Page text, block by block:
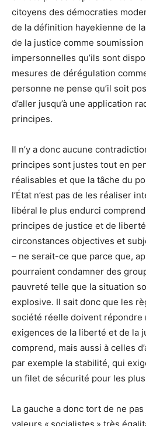
citoyens des démocraties
de la définition hayekienne de
de la justice comme
impersonnelles qu’ils sont
mesures de dérégulation
personne ne pense qu’il soit
d’aller jusqu’à une application
principes.
Il n’y a donc aucune
principes sont justes tout en
réalisables et que la tâche du
l’État n’est pas de les réaliser
libéral le plus endurci
principes de justice et de
circonstances objectives et
– ne serait-ce que parce que,
pourraient condamner des
pauvreté telle que la situation
explosive. Il sait donc que les
société réelle doivent répondre
exigences de la liberté et de la
comprend, mais aussi à celles
par exemple la stabilité, qui
un filet de sécurité pour les
La gauche a donc tort de ne